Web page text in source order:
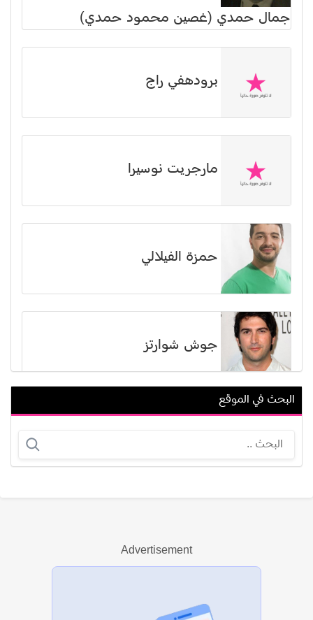
جمال حمدي (غصين محمود حمدي)
برودهفي راج
مارجريت نوسيرا
حمزة الفيلالي
جوش شوارتز
البحث في الموقع
Advertisement